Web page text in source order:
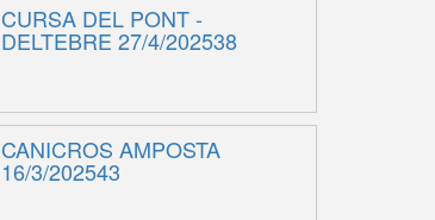
CURSA DEL PONT -
DELTEBRE 27/4/202538
CANICROS AMPOSTA
16/3/202543